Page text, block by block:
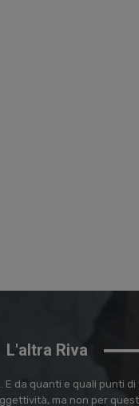
L'altra Riva
E da quanti e quali punti
ma non per